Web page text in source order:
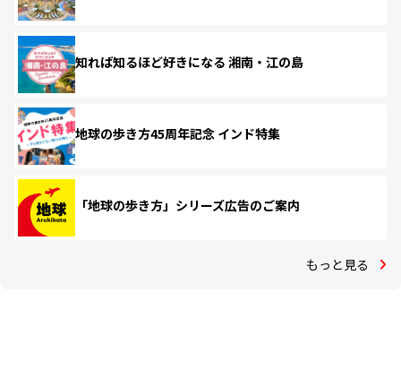
知れば知るほど好きになる 湘南・江の島
地球の歩き方45周年記念 インド特集
「地球の歩き方」シリーズ広告のご案内
もっと見る